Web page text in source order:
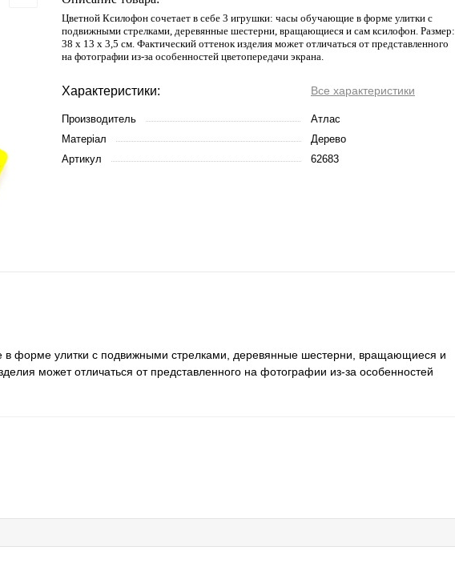
Цветной Ксилофон сочетает в себе 3 игрушки: часы обучающие в форме улитки с
подвижными стрелками, деревянные шестерни, вращающиеся и сам ксилофон. Размер:
38 х 13 х 3,5 см. Фактический оттенок изделия может отличаться от представленного
на фотографии из-за особенностей цветопередачи экрана.
Характеристики: Все характеристики
Производитель
Атлас
Матеріал
Дерево
Артикул
62683
в форме улитки с подвижными стрелками, деревянные шестерни, вращающиеся и
может отличаться от представленного на фотографии из-за особенностей